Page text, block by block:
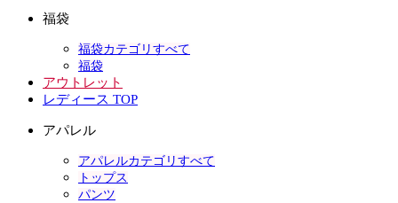
福袋
福袋カテゴリすべて
福袋
アウトレット
レディース TOP
アパレル
アパレルカテゴリすべて
トップス
パンツ